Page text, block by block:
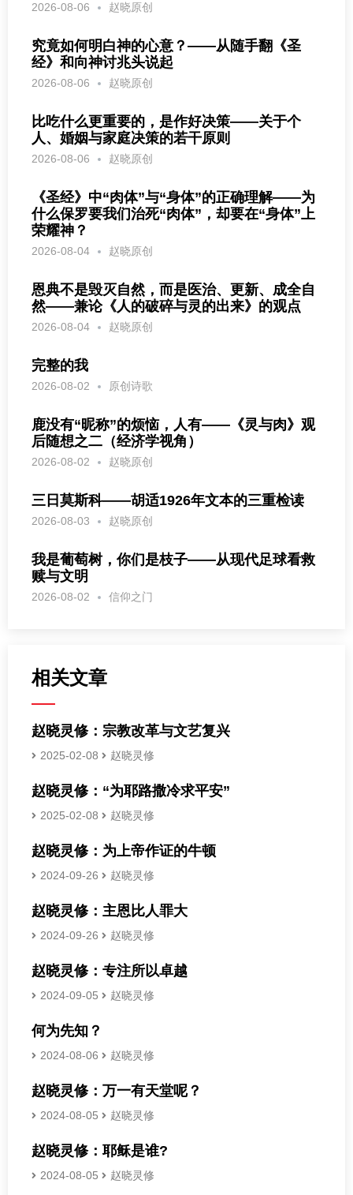
2026-08-06 赵晓原创
究竟如何明白神的心意？——从随手翻《圣
经》和向神讨兆头说起
2026-08-06 赵晓原创
比吃什么更重要的，是作好决策——关于个
人、婚姻与家庭决策的若干原则
2026-08-06 赵晓原创
《圣经》中“肉体”与“身体”的正确理解——为
什么保罗要我们治死“肉体”，却要在“身体”上
荣耀神？
2026-08-04 赵晓原创
恩典不是毁灭自然，而是医治、更新、成全自
然——兼论《人的破碎与灵的出来》的观点
2026-08-04 赵晓原创
完整的我
2026-08-02 原创诗歌
鹿没有“昵称”的烦恼，人有——《灵与肉》观
后随想之二（经济学视角）
2026-08-02 赵晓原创
三日莫斯科——胡适1926年文本的三重检读
2026-08-03 赵晓原创
我是葡萄树，你们是枝子——从现代足球看救
赎与文明
2026-08-02 信仰之门
相关文章
赵晓灵修：宗教改革与文艺复兴
2025-02-08 赵晓灵修
赵晓灵修：“为耶路撒冷求平安”
2025-02-08 赵晓灵修
赵晓灵修：为上帝作证的牛顿
2024-09-26 赵晓灵修
赵晓灵修：主恩比人罪大
2024-09-26 赵晓灵修
赵晓灵修：专注所以卓越
2024-09-05 赵晓灵修
何为先知？
2024-08-06 赵晓灵修
赵晓灵修：万一有天堂呢？
2024-08-05 赵晓灵修
赵晓灵修：耶稣是谁?
2024-08-05 赵晓灵修